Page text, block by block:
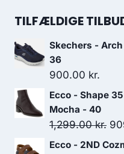
pris
TILFÆLDIGE
Skechers -
36
900.00 kr.
Ecco - Shape
Mocha - 40
1,299.00kr.
Ecco - 2ND